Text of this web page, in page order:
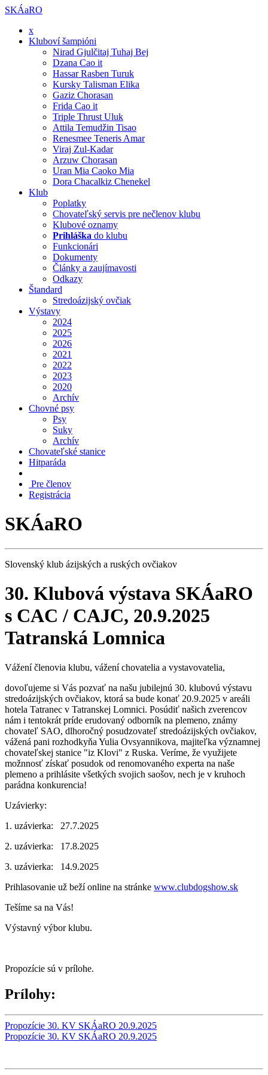
SKÁaRO
x
Kluboví šampióni
Nirad Gjulčitaj Tuhaj Bej
Dzana Cao it
Hassar Rasben Turuk
Kursky Talisman Elika
Gaziz Chorasan
Frida Cao it
Triple Thrust Uluk
Attila Temudžin Tisao
Renesmee Teneris Amar
Viraj Zul-Kadar
Arzuw Chorasan
Uran Mia Caoko Mia
Dora Chacalkiz Chenekel
Klub
Poplatky
Chovateľský servis pre nečlenov klubu
Klubové oznamy
Prihláška do klubu
Funkcionári
Dokumenty
Články a zaujímavosti
Odkazy
Štandard
Stredoázijský ovčiak
Výstavy
2024
2025
2026
2021
2022
2023
2020
Archív
Chovné psy
Psy
Suky
Archív
Chovateľské stanice
Hitparáda
Pre členov
Registrácia
SKÁaRO
Slovenský klub ázijských a ruských ovčiakov
30. Klubová výstava SKÁaRO
s CAC / CAJC, 20.9.2025
Tatranská Lomnica
Vážení členovia klubu, vážení chovatelia a vystavovatelia,
dovoľujeme si Vás pozvať na našu jubilejnú 30. klubovú výstavu
stredoázijských ovčiakov, ktorá sa bude konať 20.9.2025 v areáli
hotela Tatranec v Tatranskej Lomnici. Posúdiť našich zverencov
nám i tentokrát príde erudovaný odborník na plemeno, známy
chovateľ SAO, dlhoročný posudzovateľ stredoázijských ovčiakov,
vážená pani rozhodkyňa Yulia Ovsyannikova, majiteľka významnej
chovateľskej stanice "iz Klovi" z Ruska. Veríme, že využijete
možnnosť získať posudok od renomovaného experta na naše
plemeno a prihlásite všetkých svojich saošov, nech je v kruhoch
parádna konkurencia!
Uzávierky:
1. uzávierka: 27.7.2025
2. uzávierka: 17.8.2025
3. uzávierka: 14.9.2025
Prihlasovanie už beží online na stránke www.clubdogshow.sk
Tešíme sa na Vás!
Výstavný výbor klubu.
Propozície sú v prílohe.
Prílohy:
Propozície 30. KV SKÁaRO 20.9.2025
Propozície 30. KV SKÁaRO 20.9.2025